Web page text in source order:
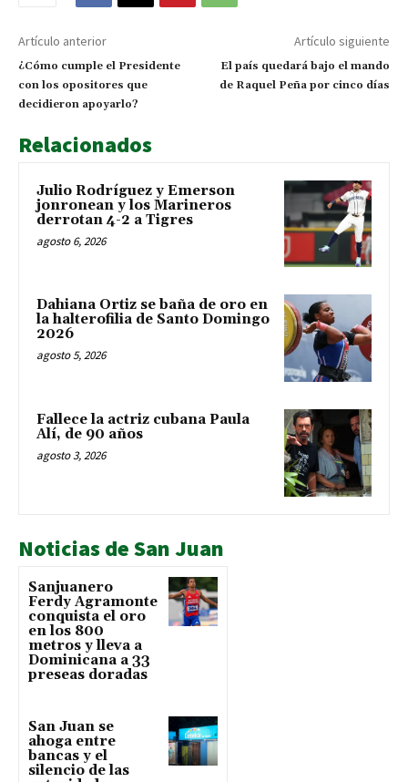
Artículo anterior
¿Cómo cumple el Presidente
con los opositores que
decidieron apoyarlo?
Artículo siguiente
El país quedará bajo el mando
de Raquel Peña por cinco días
Relacionados
Julio Rodríguez y Emerson
jonronean y los Marineros
derrotan 4-2 a Tigres
agosto 6, 2026
Dahiana Ortiz se baña de oro en
la halterofilia de Santo Domingo
2026
agosto 5, 2026
Fallece la actriz cubana Paula
Alí, de 90 años
agosto 3, 2026
Noticias de San Juan
Sanjuanero
Ferdy Agramonte
conquista el oro
en los 800
metros y lleva a
Dominicana a 33
preseas doradas
San Juan se
ahoga entre
bancas y el
silencio de las